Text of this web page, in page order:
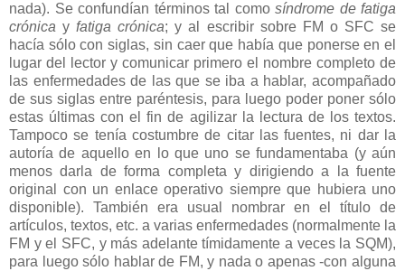
nada). Se confundían términos tal como síndrome de fatiga
crónica yfatiga crónica; y al escribir sobre FM o SFC se
hacía sólo con siglas, sin caer que había que ponerse en el
lugar del lector y comunicar primero el nombre completo de
las enfermedades de las que se iba a hablar, acompañado
de sus siglas entre paréntesis, para luego poder poner sólo
estas últimas con el fin de agilizar la lectura de los textos.
Tampoco se tenía costumbre de citar las fuentes, ni dar la
autoría de aquello en lo que uno se fundamentaba (y aún
menos darla de forma completa y dirigiendo a la fuente
original con un enlace operativo siempre que hubiera uno
disponible). También era usual nombrar en el título de
artículos, textos, etc. a varias enfermedades (normalmente la
FM y el SFC, y más adelante tímidamente a veces la SQM),
para luego sólo hablar de FM, y nada o apenas -con alguna